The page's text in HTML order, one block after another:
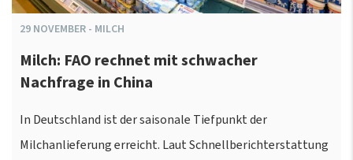
29 NOVEMBER - MILCH
Milch: FAO rechnet mit schwacher
Nachfrage in China
In Deutschland ist der saisonale Tiefpunkt der
Milchanlieferung erreicht. Laut Schnellberichterstattung